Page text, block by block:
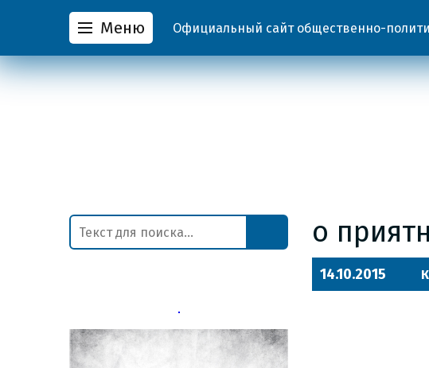
Меню Официальный сайт общественно-
о
14.10.2015